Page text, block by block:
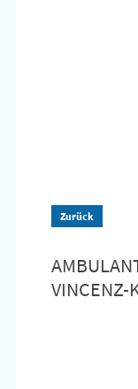
Zurück
VINCENZ-